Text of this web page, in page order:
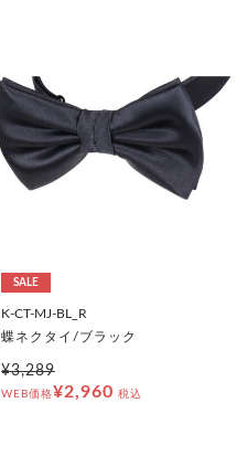
SALE
K-CT-MJ-BL_R
蝶ネクタイ/ブラック
¥3,289
WEB価格¥2,960 税込